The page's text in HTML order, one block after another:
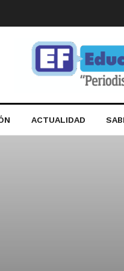
ACTUALIDAD